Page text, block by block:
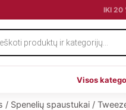
IKI 20
Visos
/ Spenelių spaustukai /